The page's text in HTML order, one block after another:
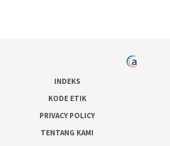
INDEKS
KODE ETIK
PRIVACY POLICY
TENTANG KAMI